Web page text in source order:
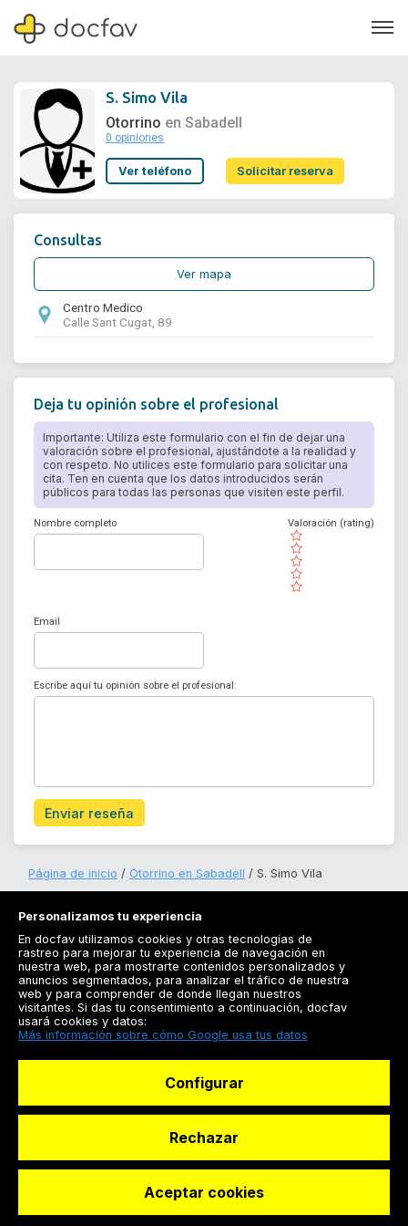
Soporte
S. Simo Vila
Otorrino en Sabadell
0 opiniones
Ver teléfono Solicitar reserva
Solicitar reserva
Consultas
Ver mapa
Centro Medico
Calle Sant Cugat, 89
Deja tu opinión sobre el profesional
Importante: Utiliza este formulario con el fin de dejar una
valoración sobre el profesional, ajustándote a la realidad y
con respeto. No utilices este formulario para solicitar una
cita. Ten en cuenta que los datos introducidos serán
públicos para todas las personas que visiten este perfil.
Nombre completo
( )
( )
( )
( )
( )
Valoración (rating)
Email
Escribe aquí tu opinión sobre el profesional:
Enviar reseña
Página de inicio Otorrino en Sabadell S. Simo Vila
Registrarse
Docfav
© Dashboard Technologies S.L
Personalizamos tu experiencia
En docfav utilizamos cookies y otras tecnologías de
rastreo para mejorar tu experiencia de navegación en
nuestra web, para mostrarte contenidos personalizados y
anuncios segmentados, para analizar el tráfico de nuestra
web y para comprender de donde llegan nuestros
visitantes. Si das tu consentimiento a continuación, docfav
usará cookies y datos:
Más información sobre cómo Google usa tus datos
Configurar
Rechazar
Aceptar cookies